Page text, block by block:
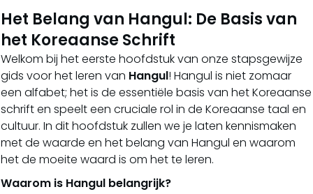
Het Belang van Hangul: De Basis van
het Koreaanse Schrift
Welkom bij het eerste hoofdstuk van onze stapsgewijze
gids voor het leren van Hangul! Hangul is niet zomaar
een alfabet; het is de essentiële basis van het Koreaanse
schrift en speelt een cruciale rol in de Koreaanse taal en
cultuur. In dit hoofdstuk zullen we je laten kennismaken
met de waarde en het belang van Hangul en waarom
het de moeite waard is om het te leren.
Waarom is Hangul belangrijk?